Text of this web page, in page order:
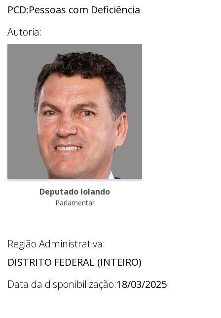
PCD:Pessoas com Deficiência
Autoria:
Deputado Iolando
Parlamentar
Região Administrativa:
DISTRITO FEDERAL (INTEIRO)
Data da disponibilização:18/03/2025